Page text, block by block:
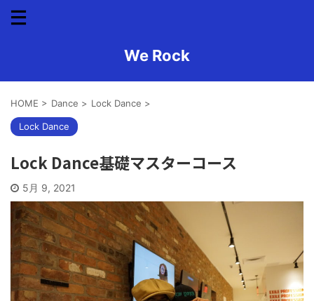
We Rock
HOME > Dance > Lock Dance >
Lock Dance
Lock Dance基礎マスターコース
5月 9, 2021